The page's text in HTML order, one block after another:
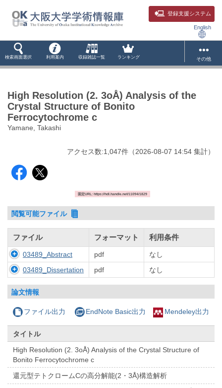
登録支援システム
English
検索画面選択 利用案内 収録雑誌一覧 ランキング その他
High Resolution (2. 3oÅ) Analysis of the
Crystal Structure of Bonito
Ferrocytochrome c
Yamane, Takashi
アクセス数:1,047件 （2026-08-07 14:54 集計）
固定URL: https://hdl.handle.net/11094/1829
閲覧可能ファイル
ファイル フォーマット 利用条件
03489_Abstract pdf
なし
03489_Dissertation
pdf なし
論文情報
ファイル出力 EndNote Basic出力 Mendeley出力
タイトル
High Resolution (2. 3oÅ) Analysis of the Crystal Structure of
Bonito Ferrocytochrome c
還元型テトクロームCの高分解能(2・3Å)構造解析